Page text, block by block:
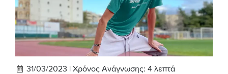
31/03/2023 | Χρόνος Ανάγνωσης: 4 λεπτά